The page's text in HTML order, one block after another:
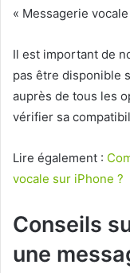
« Messagerie
Il est important de
pas être disponible
auprès de tous les
vérifier sa
Lire également :
vocale sur iPhone ?
Conseils
une